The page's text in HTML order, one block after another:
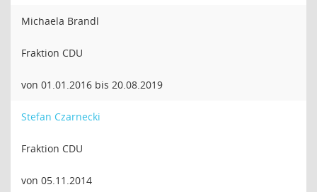
Michaela Brandl
Fraktion CDU
von 01.01.2016 bis 20.08.2019
Stefan Czarnecki
Fraktion CDU
von 05.11.2014